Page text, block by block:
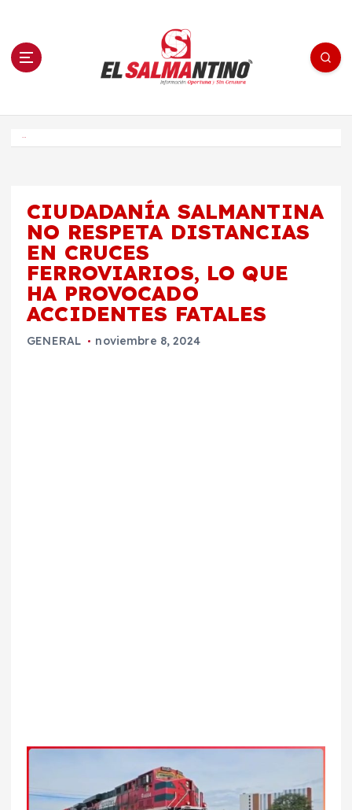
n El Salmantino - medios/noticias/editorial
CIUDADANÍA SALMANTINA
NO RESPETA DISTANCIAS
EN CRUCES
FERROVIARIOS, LO QUE
HA PROVOCADO
ACCIDENTES FATALES
GENERAL noviembre 8, 2024